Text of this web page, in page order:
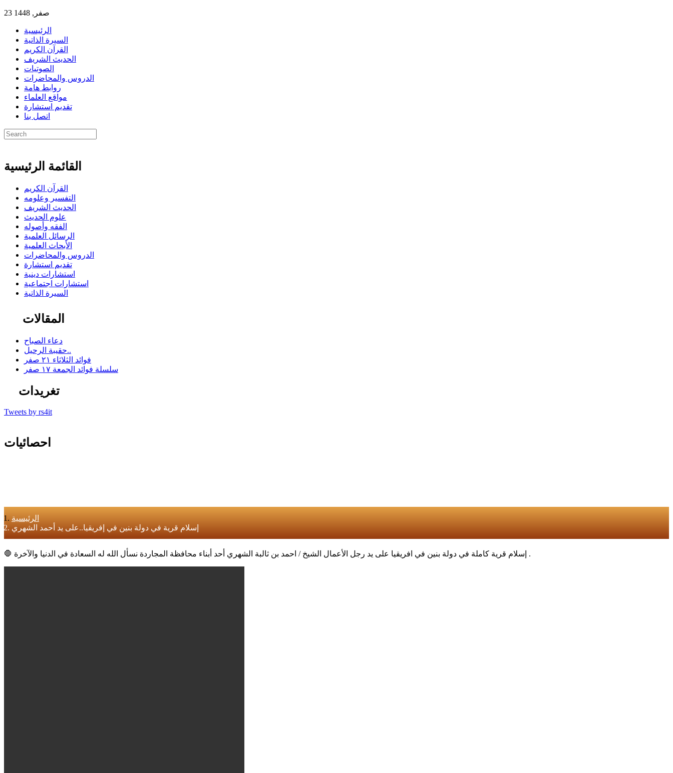
23 صفر, 1448
الرئيسية
السيرة الذاتية
القرآن الكريم
الحديث الشريف
الصوتيات
الدروس والمحاضرات
روابط هامة
مواقع العلماء
تقديم استشارة
اتصل بنا
القائمة الرئيسية
القرآن الكريم
التفسير وعلومه
الحديث الشريف
علوم الحديث
الفقه وأصوله
الرسائل العلمية
الأبحاث العلمية
الدروس والمحاضرات
تقديم استشارة
استشارات دينية
استشارات اجتماعية
السيرة الذاتية
المقالات
دعاء الصباح
حقيبة الرحيل..
فوائد الثلاثاء ٢١ صفر
سلسلة فوائد الجمعة ١٧ صفر
تغريدات
Tweets by rs4it
احصائيات
الرئيسية
إسلام قرية في دولة بنين في إفريقيا..على يد أحمد الشهري
🛑 إسلام قرية كاملة في دولة بنين في افريقيا على يد رجل الأعمال الشيخ / احمد بن ثالبة الشهري أحد أبناء محافظة المجاردة نسأل الله له السعادة في الدنيا والآخرة .